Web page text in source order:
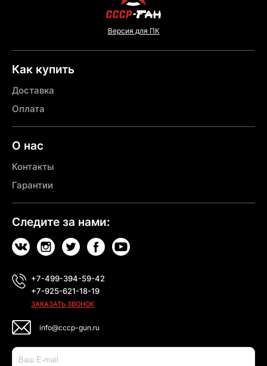
Версия для ПК
Как купить
Доставка
Оплата
О нас
Контакты
Гарантии
Следите за нами:
+7-499-394-59-42
+7-925-621-18-19
ЗАКАЗАТЬ ЗВОНОК
info@cccp-gun.ru